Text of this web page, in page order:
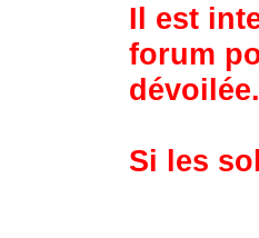
Il est
forum
dévoilée.
Si les